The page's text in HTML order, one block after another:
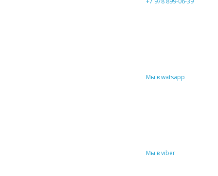
Мы в watsapp
Мы в viber